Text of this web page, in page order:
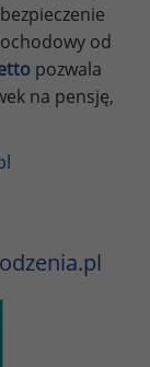
od
pozwala
na pensję,